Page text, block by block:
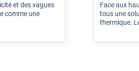
et des vagues
comme une
Face aux
tous une
thermique.